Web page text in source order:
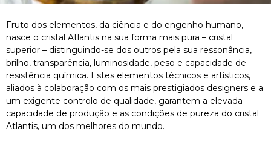
Fruto dos elementos, da ciência e do engenho humano,
nasce o cristal Atlantis na sua forma mais pura – cristal
superior – distinguindo-se dos outros pela sua ressonância,
brilho, transparência, luminosidade, peso e capacidade de
resistência química. Estes elementos técnicos e artísticos,
aliados à colaboração com os mais prestigiados designers e a
um exigente controlo de qualidade, garantem a elevada
capacidade de produção e as condições de pureza do cristal
Atlantis, um dos melhores do mundo.